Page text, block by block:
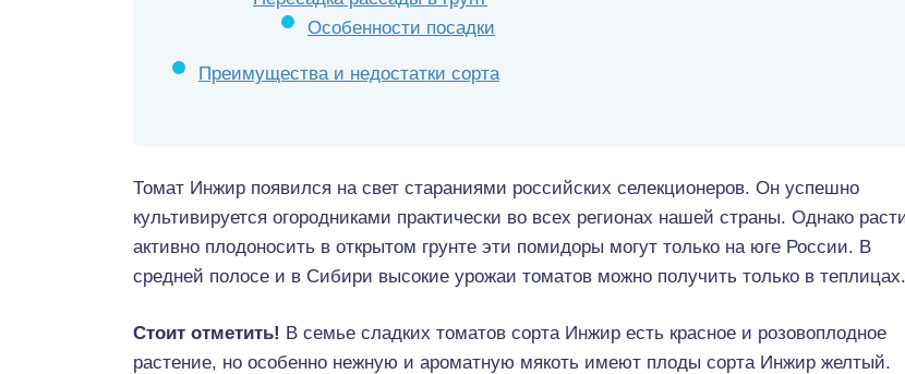
Особенности посадки
Преимущества и недостатки сорта
Томат Инжир появился на свет стараниями российских селекционеров. Он успешно
культивируется огородниками практически во всех регионах нашей страны. Однако
активно плодоносить в открытом грунте эти помидоры могут только на юге России. В
средней полосе и в Сибири высокие урожаи томатов можно получить только в теплицах.
Стоит отметить! В семье сладких томатов сорта Инжир есть красное и розовоплодное
растение, но особенно нежную и ароматную мякоть имеют плоды сорта Инжир желтый.